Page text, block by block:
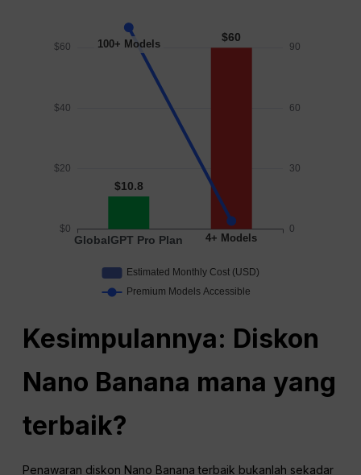
Kesimpulannya: Diskon
Nano Banana mana yang
terbaik?
Penawaran diskon Nano Banana terbaik bukanlah sekadar